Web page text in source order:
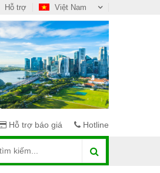
Việt Nam
Hỗ trợ
Hỗ trợ báo giá Hotline